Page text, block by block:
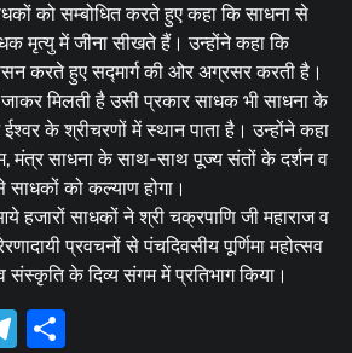
को सम्बोधित करते हुए कहा कि साधना से
मृत्यु में जीना सीखते हैं। उन्होंने कहा कि
करते हुए सद्मार्ग की ओर अग्रसर करती है।
मिलती है उसी प्रकार साधक भी साधना के
ईश्वर के श्रीचरणों में स्थान पाता है। उन्होंने कहा
मंत्र साधना के साथ-साथ पूज्य संतों के दर्शन व
को कल्याण होगा।
साधकों ने श्री चक्रपाणि जी महाराज व
प्रवचनों से पंचदिवसीय पूर्णिमा महोत्सव
संस्कृति के दिव्य संगम में प्रतिभाग किया।
Telegram